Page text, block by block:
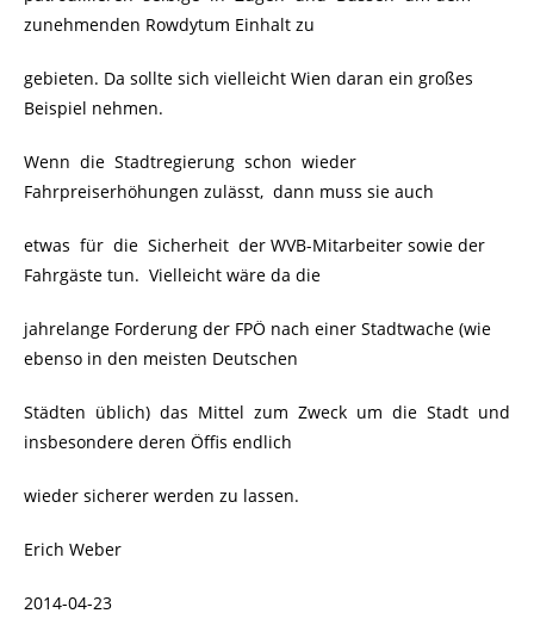
zunehmenden Rowdytum Einhalt zu
gebieten. Da sollte sich vielleicht Wien daran ein großes
Beispiel nehmen.
Wenn die Stadtregierung schon wieder
Fahrpreiserhöhungen zulässt, dann muss sie auch
etwas für die Sicherheit der WVB-Mitarbeiter sowie der
Fahrgäste tun. Vielleicht wäre da die
jahrelange Forderung der FPÖ nach einer Stadtwache (wie
ebenso in den meisten Deutschen
Städten üblich) das Mittel zum Zweck um die Stadt und
insbesondere deren Öffis endlich
wieder sicherer werden zu lassen.
Erich Weber
2014-04-23